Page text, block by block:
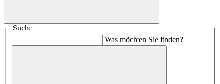
Suche
Was möchten Sie finden?